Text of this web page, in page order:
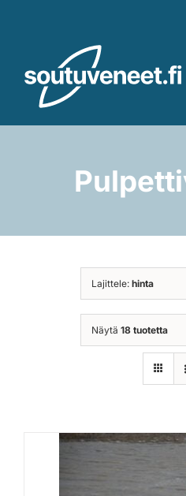
Perämoottorit
Valmistajat
Rahoitus
Lajittele: hinta
Näytä 18 tuotetta